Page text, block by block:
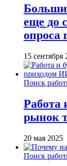
еще до
опроса
15 сентября
Поиск
Работа
рынок
20 мая 2025
Поиск